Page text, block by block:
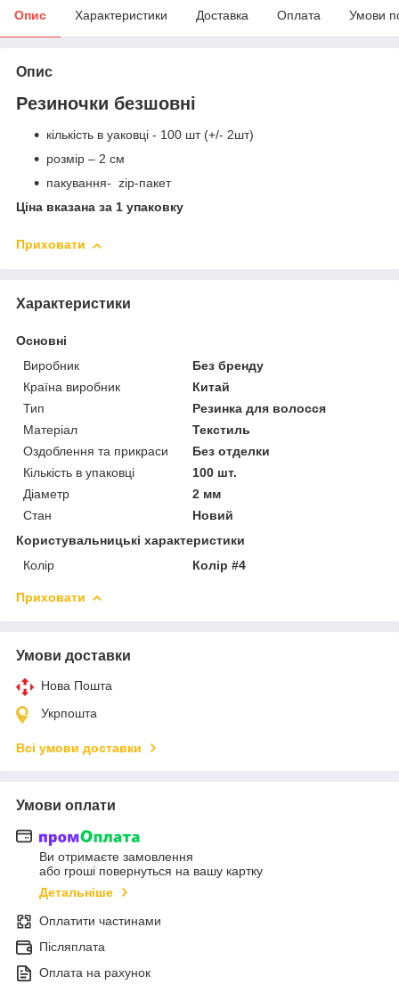
Опис Характеристики Доставка Оплата Умови
Опис
Резиночки безшовні
кількість в уаковці - 100 шт (+/- 2шт)
розмір – 2 см
пакування- zip-пакет
Ціна вказана за 1 упаковку
Приховати
Характеристики
Основні
Виробник
Без бренду
Країна виробник
Китай
Тип
Резинка для волосся
Матеріал
Текстиль
Оздоблення та прикраси
Без отделки
Кількість в упаковці
100 шт.
Діаметр
2 мм
Стан
Новий
Користувальницькі характеристики
Колір
Колір #4
Приховати
Умови доставки
Нова Пошта
Укрпошта
Всі умови доставки
Умови оплати
Ви отримаєте замовлення
або гроші повернуться на вашу картку
Детальніше
Оплатити частинами
Післяплата
Оплата на рахунок